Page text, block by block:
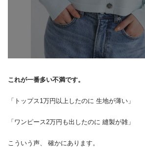
これが一番多い不満です。
「トップス1万円以上したのに 生地が薄い」
「ワンピース2万円も出したのに 縫製が雑」
こういう声、 確かにあります。